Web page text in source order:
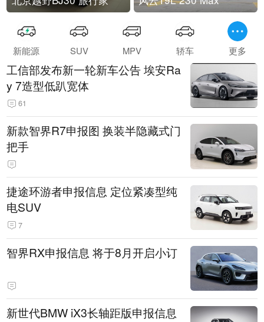
新能源 SUV MPV 轿车 更多
工信部发布新一轮新车公告 埃安Ra
y 7造型低趴宽体
61
新款智界R7申报图 换装半隐藏式门
把手
捷途环游者申报信息 定位紧凑型纯
电SUV
7
智界RX申报信息 将于8月开启小订
新世代BMW iX3长轴距版申报信息